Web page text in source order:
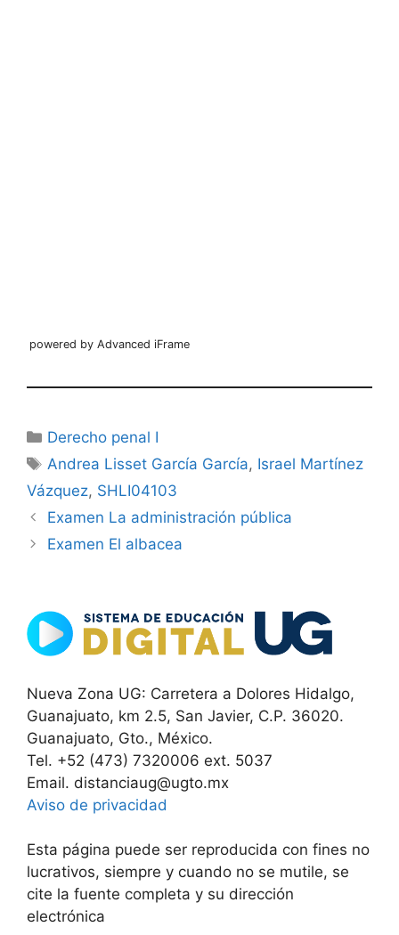
powered by Advanced iFrame
Categorías
Derecho penal I
Etiquetas
Andrea Lisset García García, Israel Martínez
Vázquez, SHLI04103
Examen La administración pública
Examen El albacea
Nueva Zona UG: Carretera a Dolores Hidalgo,
Guanajuato, km 2.5, San Javier, C.P. 36020.
Guanajuato, Gto., México.
Tel. +52 (473) 7320006 ext. 5037
Email. distanciaug@ugto.mx
Aviso de privacidad
Esta página puede ser reproducida con fines no
lucrativos, siempre y cuando no se mutile, se
cite la fuente completa y su dirección
electrónica